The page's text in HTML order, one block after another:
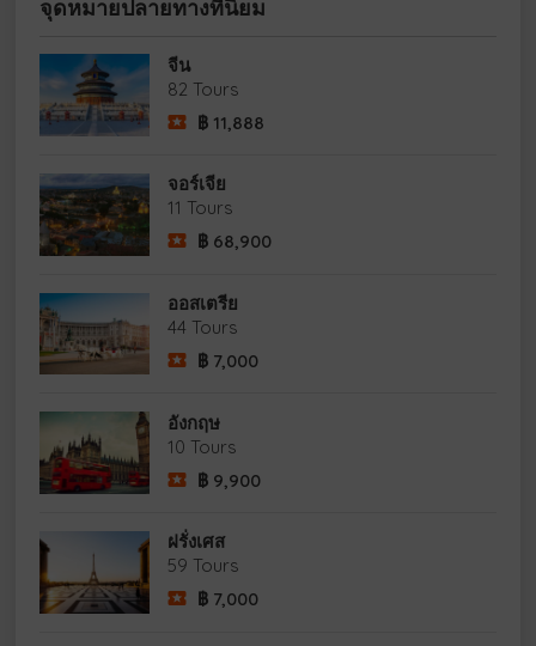
จุดหมายปลายทางที่นิยม
จีน
82 Tours
฿ 11,888
จอร์เจีย
11 Tours
฿ 68,900
ออสเตรีย
44 Tours
฿ 7,000
อังกฤษ
10 Tours
฿ 9,900
ฝรั่งเศส
59 Tours
฿ 7,000